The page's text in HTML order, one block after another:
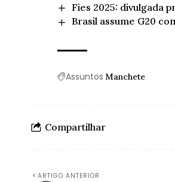
Fies 2025: divulgada
Brasil assume G20
Assuntos Manchete
Compartilhar
ARTIGO ANTERIOR